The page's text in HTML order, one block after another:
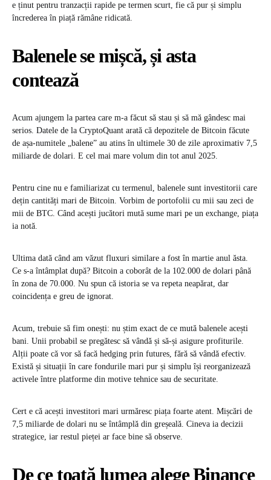
e ținut pentru tranzacții rapide pe termen scurt, fie că pur și simplu
încrederea în piață rămâne ridicată.
Balenele se mișcă, și asta
contează
Acum ajungem la partea care m-a făcut să stau și să mă gândesc mai
serios. Datele de la CryptoQuant arată că depozitele de Bitcoin făcute
de așa-numitele „balene” au atins în ultimele 30 de zile aproximativ 7,5
miliarde de dolari. E cel mai mare volum din tot anul 2025.
Pentru cine nu e familiarizat cu termenul, balenele sunt investitorii care
dețin cantități mari de Bitcoin. Vorbim de portofolii cu mii sau zeci de
mii de BTC. Când acești jucători mută sume mari pe un exchange, piața
ia notă.
Ultima dată când am văzut fluxuri similare a fost în martie anul ăsta.
Ce s-a întâmplat după? Bitcoin a coborât de la 102.000 de dolari până
în zona de 70.000. Nu spun că istoria se va repeta neapărat, dar
coincidența e greu de ignorat.
Acum, trebuie să fim onești: nu știm exact de ce mută balenele acești
bani. Unii probabil se pregătesc să vândă și să-și asigure profiturile.
Alții poate că vor să facă hedging prin futures, fără să vândă efectiv.
Există și situații în care fondurile mari pur și simplu își reorganizează
activele între platforme din motive tehnice sau de securitate.
Cert e că acești investitori mari urmăresc piața foarte atent. Mișcări de
7,5 miliarde de dolari nu se întâmplă din greșeală. Cineva ia decizii
strategice, iar restul pieței ar face bine să observe.
De ce toată lumea alege Binance